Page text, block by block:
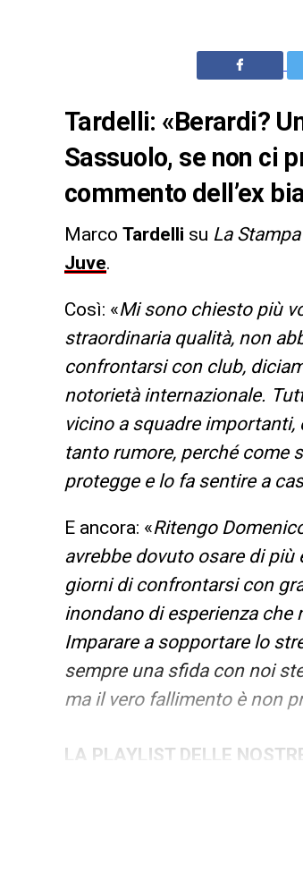
Tardelli: «Berardi?
Sassuolo, se non ci
commento dell’ex
Marco Tardelli su La Stampa
Juve.
Così: «Mi sono chiesto più
straordinaria qualità, non
confrontarsi con club,
notorietà internazionale.
vicino a squadre
tanto rumore, perché come
protegge e lo fa sentire a
E ancora: «Ritengo
avrebbe dovuto osare di
giorni di confrontarsi con
inondano di esperienza
Imparare a sopportare lo
sempre una sfida con noi
ma il vero fallimento è non
LA PLAYLIST DELLE